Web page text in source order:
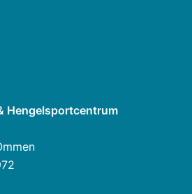
Hengelsportcentrum